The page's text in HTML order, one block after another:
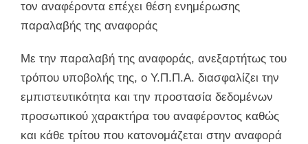
τον αναφέροντα επέχει θέση ενημέρωσης
παραλαβής της αναφοράς
Με την παραλαβή της αναφοράς, ανεξαρτήτως του
τρόπου υποβολής της, ο Υ.Π.Π.Α. διασφαλίζει την
εμπιστευτικότητα και την προστασία δεδομένων
προσωπικού χαρακτήρα του αναφέροντος καθώς
και κάθε τρίτου που κατονομάζεται στην αναφορά